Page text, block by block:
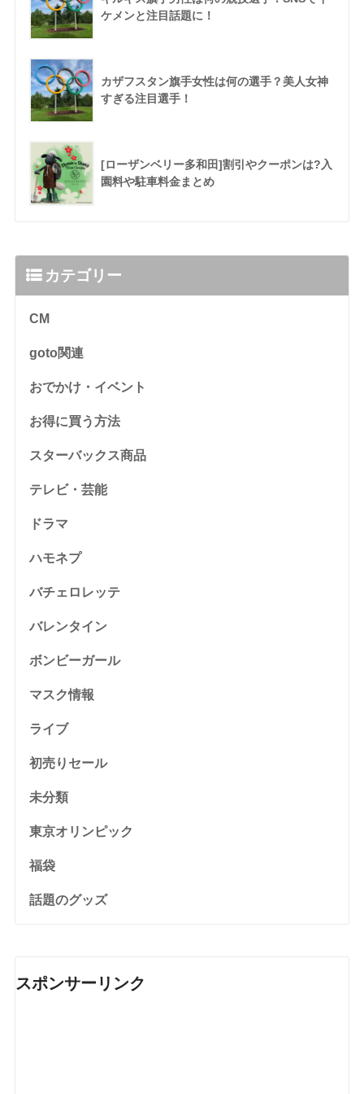
ケメンと注目話題に！
カザフスタン旗手女性は何の選手？美人女神
すぎる注目選手！
[ローザンベリー多和田]割引やクーポンは?入
園料や駐車料金まとめ
カテゴリー
CM
goto関連
おでかけ・イベント
お得に買う方法
スターバックス商品
テレビ・芸能
ドラマ
ハモネプ
バチェロレッテ
バレンタイン
ボンビーガール
マスク情報
ライブ
初売りセール
未分類
東京オリンピック
福袋
話題のグッズ
スポンサーリンク